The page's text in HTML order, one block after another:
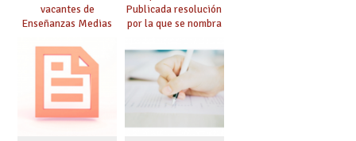
vacantes de
Enseñanzas Medias
Publicada resolución
por la que se nombra
prácticas, se regulan
dichas prácticas y se
convoca acto público
de adjudicación